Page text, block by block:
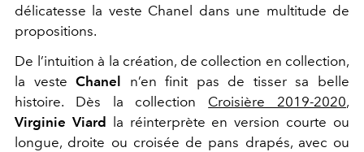
délicatesse la veste Chanel dans une multitude de
propositions.
De l’intuition à la création, de collection en collection,
la vesteChanel
n’en finit pas de tisser sa belle
histoire. Dès la collection Croisière 2019-2020,
Virginie Viard
la réinterprète en version courte ou
longue, droite ou croisée de pans drapés, avec ou